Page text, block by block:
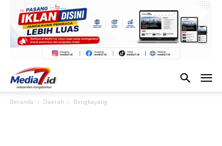
Beranda Daerah Bengkayang